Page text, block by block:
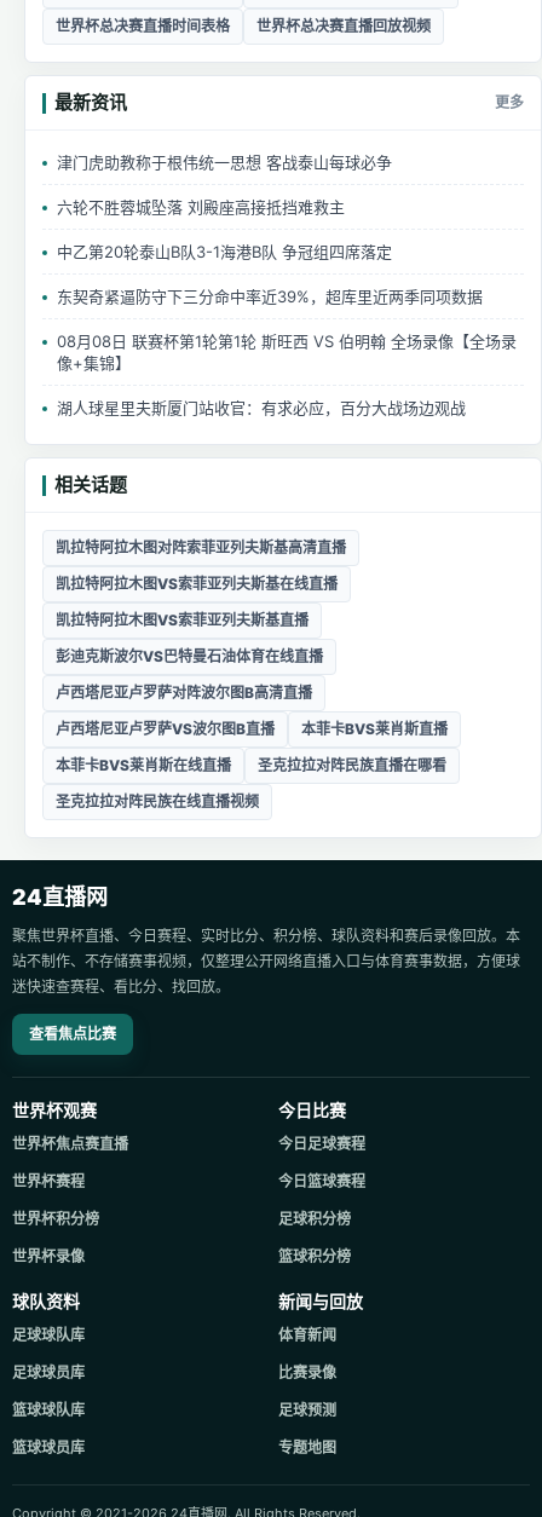
世界杯总决赛直播时间表格
世界杯总决赛直播回放视频
最新资讯 更多
津门虎助教称于根伟统一思想 客战泰山每球必争
六轮不胜蓉城坠落 刘殿座高接抵挡难救主
中乙第20轮泰山B队3-1海港B队 争冠组四席落定
东契奇紧逼防守下三分命中率近39%，超库里近两季同项数据
08月08日 联赛杯第1轮第1轮 斯旺西 VS 伯明翰 全场录像【全场录
像+集锦】
湖人球星里夫斯厦门站收官：有求必应，百分大战场边观战
相关话题
凯拉特阿拉木图对阵索菲亚列夫斯基高清直播
凯拉特阿拉木图VS索菲亚列夫斯基在线直播
凯拉特阿拉木图VS索菲亚列夫斯基直播
彭迪克斯波尔VS巴特曼石油体育在线直播
卢西塔尼亚卢罗萨对阵波尔图B高清直播
卢西塔尼亚卢罗萨VS波尔图B直播
本菲卡BVS莱肖斯直播
本菲卡BVS莱肖斯在线直播
圣克拉拉对阵民族直播在哪看
圣克拉拉对阵民族在线直播视频
24直播网
聚焦世界杯直播、今日赛程、实时比分、积分榜、球队资料和赛后录像回放。本
站不制作、不存储赛事视频，仅整理公开网络直播入口与体育赛事数据，方便球
迷快速查赛程、看比分、找回放。
查看焦点比赛
世界杯观赛
世界杯焦点赛直播
世界杯赛程
世界杯积分榜
世界杯录像
今日比赛
今日足球赛程
今日篮球赛程
足球积分榜
篮球积分榜
球队资料
足球球队库
足球球员库
篮球球队库
篮球球员库
新闻与回放
体育新闻
比赛录像
足球预测
专题地图
Copyright © 2021-2026 24直播网. All Rights Reserved.